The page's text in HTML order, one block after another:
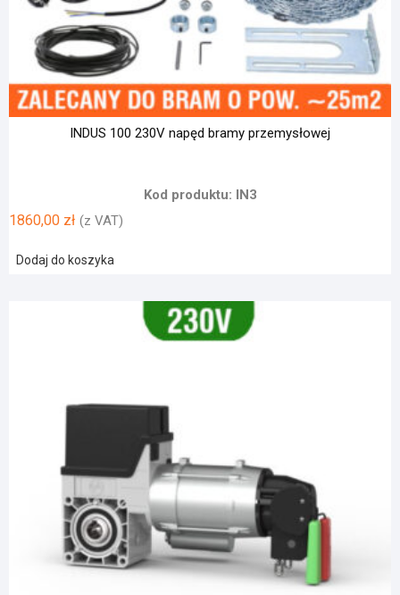
INDUS 100 230V napęd bramy przemysłowej
Kod produktu: IN3
1860,00 zł (z VAT)
Dodaj do koszyka